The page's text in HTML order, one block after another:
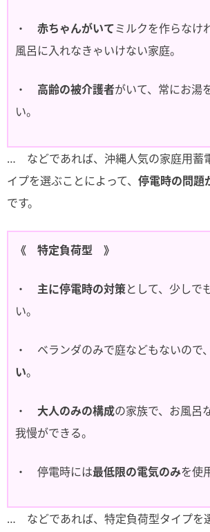
・ 赤ちゃんがいてミルクを作らなけ
風呂に入れなきゃいけない家庭。
・ 高齢の被介護者がいて、常にお湯
い。
… などであれば、沖縄人気の家庭用蓄
イプを選ぶことによって、 停電時の問題
です。
《 特定負荷型 》
・ 主に停電時の対策として、少しで
い。
・ ベランダのみで庭などもないので、
い。
・ 大人のみの構成の家族で、お風呂
我慢ができる。
・ 停電時には最低限の電気のみを使
… などであれば、特定負荷型タイプを選